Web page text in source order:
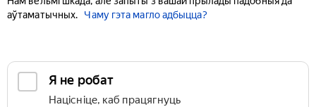
аўтаматычных.
Чаму гэта магло адбыцца?
Я не робат
Націсніце, каб працягнуць